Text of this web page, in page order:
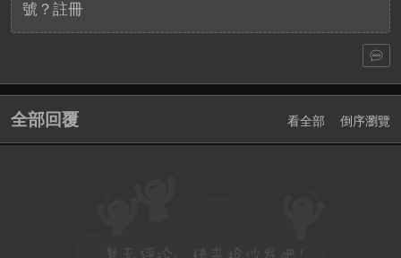
號？ 註冊
全部回覆 看全部 倒序瀏覽